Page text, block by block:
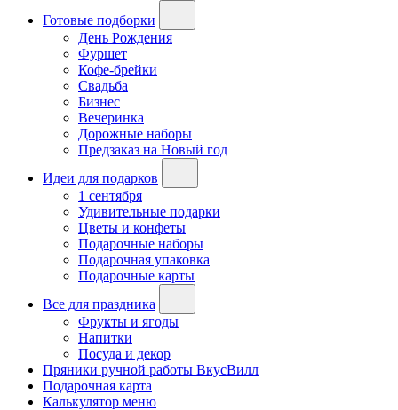
Готовые подборки
День Рождения
Фуршет
Кофе-брейки
Свадьба
Бизнес
Вечеринка
Дорожные наборы
Предзаказ на Новый год
Идеи для подарков
1 сентября
Удивительные подарки
Цветы и конфеты
Подарочные наборы
Подарочная упаковка
Подарочные карты
Все для праздника
Фрукты и ягоды
Напитки
Посуда и декор
Пряники ручной работы ВкусВилл
Подарочная карта
Калькулятор меню